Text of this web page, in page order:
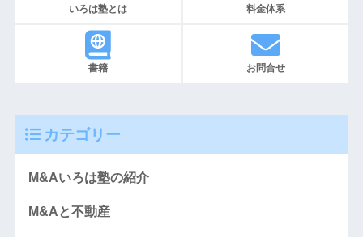
いろは塾とは 料金体系
書籍 お問合せ
カテゴリー
M&Aいろは塾の紹介
M&Aと不動産